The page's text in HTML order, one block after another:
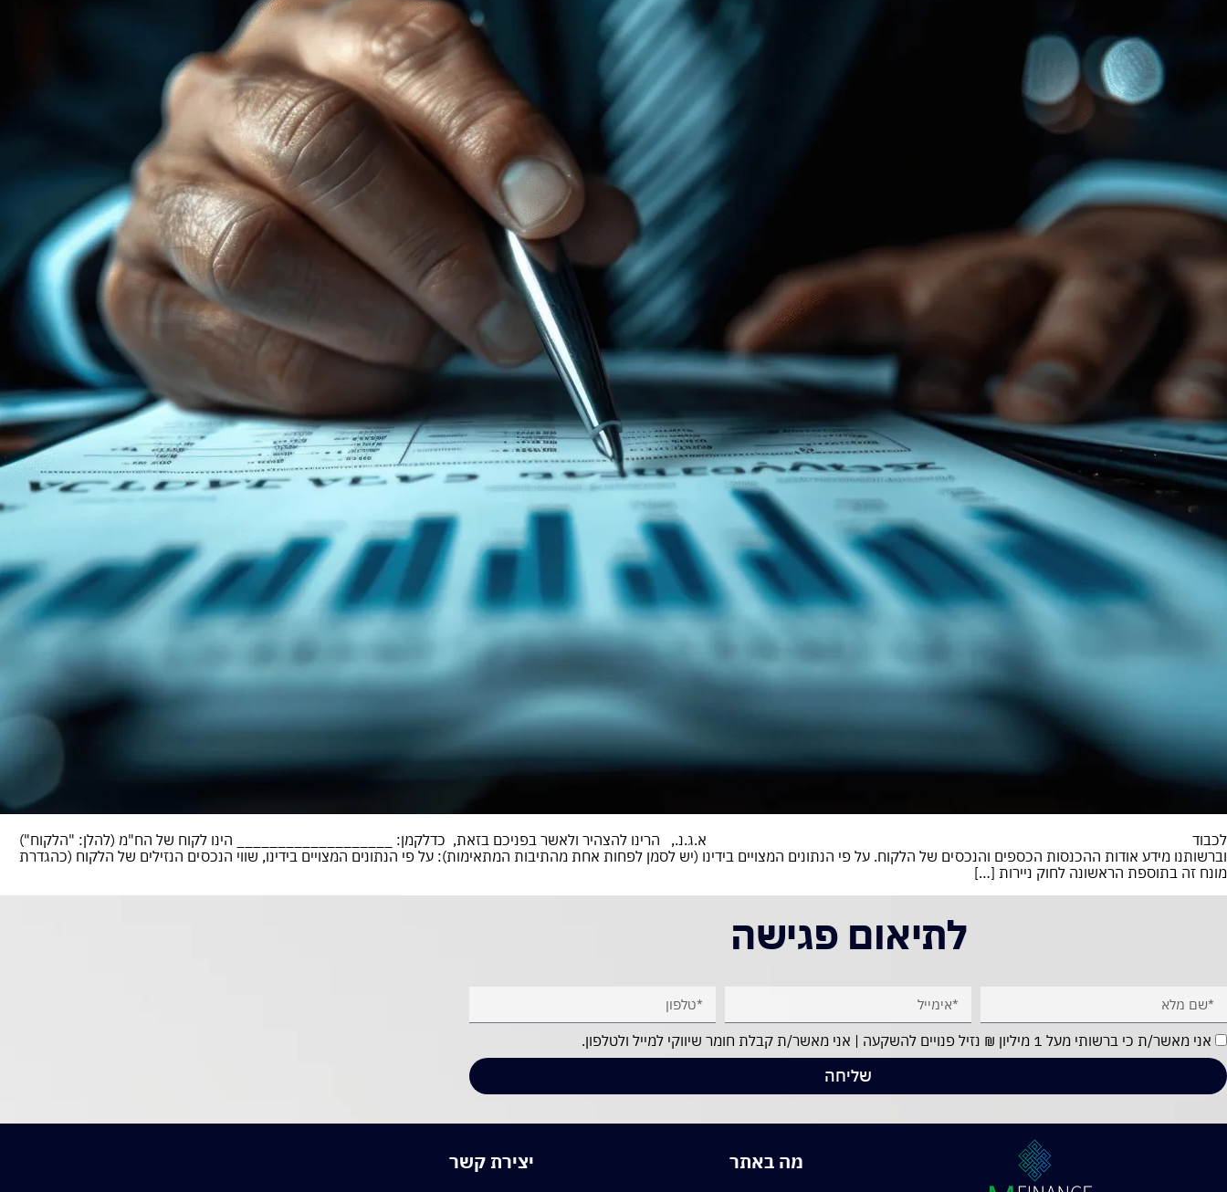
לכבוד א.ג.נ., הרינו להצהיר ולאשר בפניכם בזאת, כדלקמן: ___________________ הינו לקוח של הח"מ (להלן: "הלקוח")
וברשותנו מידע אודות ההכנסות הכספים והנכסים של הלקוח. על פי הנתונים המצויים בידינו (יש לסמן לפחות אחת מהתיבות המתאימות): על פי הנתונים המצויים בידינו, שווי הנכסים הנזילים של הלקוח (כהגדרת
מונח זה בתוספת הראשונה לחוק ניירות […]
לתיאום פגישה
אני מאשר/ת כי ברשותי מעל 1 מיליון ₪ נזיל פנויים להשקעה | אני מאשר/ת קבלת חומר שיווקי למייל ולטלפון.
שליחה
מה באתר יצירת קשר